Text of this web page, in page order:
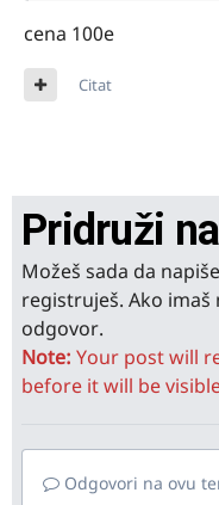
cena 100e
Citat
Pridruži
Možeš sada da
registruješ. Ako imaš
odgovor.
Note: Your post will
before it will be
Odgovori na ovu